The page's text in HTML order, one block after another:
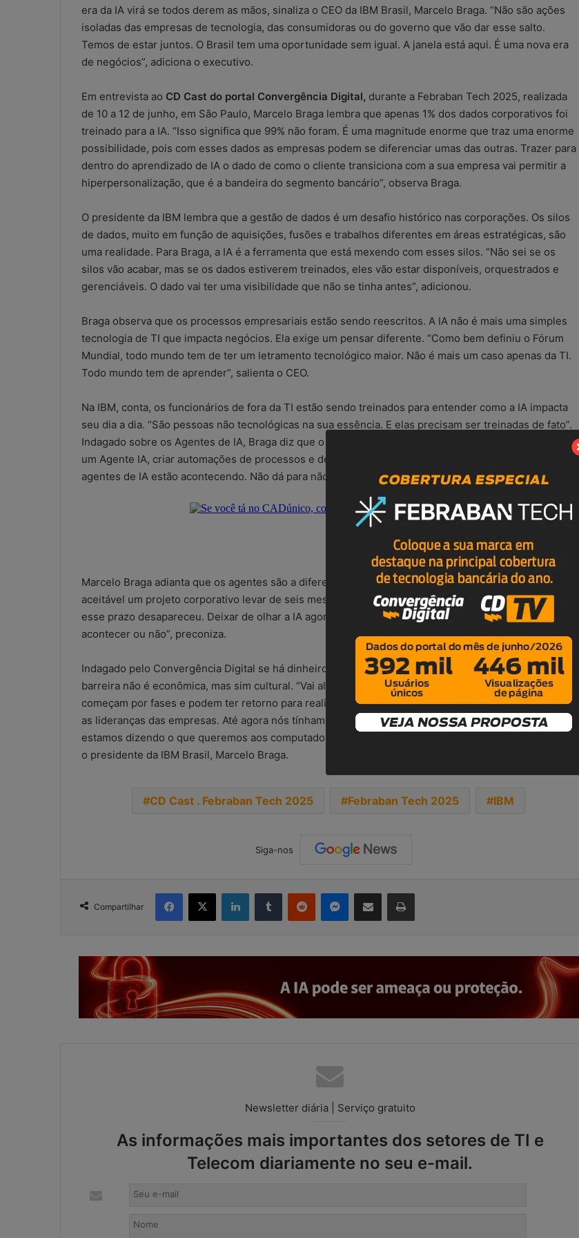
era da IA virá se todos derem as mãos, sinaliza o CEO da IBM Brasil, Marcelo Braga. “Não são ações
isoladas das empresas de tecnologia, das consumidoras ou do governo que vão dar esse salto.
Temos de estar juntos. O Brasil tem uma oportunidade sem igual. A janela está aqui. É uma nova era
de negócios”, adiciona o executivo.
Em entrevista ao CD Cast do portal Convergência Digital, durante a Febraban Tech 2025, realizada
de 10 a 12 de junho, em São Paulo, Marcelo Braga lembra que apenas 1% dos dados corporativos foi
treinado para a IA. “Isso significa que 99% não foram. É uma magnitude enorme que traz uma enorme
possibilidade, pois com esses dados as empresas podem se diferenciar umas das outras. Trazer para
dentro do aprendizado de IA o dado de como o cliente transiciona com a sua empresa vai permitir a
hiperpersonalização, que é a bandeira do segmento bancário”, observa Braga.
O presidente da IBM lembra que a gestão de dados é um desafio histórico nas corporações. Os silos
de dados, muito em função de aquisições, fusões e trabalhos diferentes em áreas estratégicas, são
uma realidade. Para Braga, a IA é a ferramenta que está mexendo com esses silos. “Não sei se os
silos vão acabar, mas se os dados estiverem treinados, eles vão estar disponíveis, orquestrados e
gerenciáveis. O dado vai ter uma visibilidade que não se tinha antes”, adicionou.
Braga observa que os processos empresariais estão sendo reescritos. A IA não é mais uma simples
tecnologia de TI que impacta negócios. Ela exige um pensar diferente. “Como bem definiu o Fórum
Mundial, todo mundo tem de ter um letramento tecnológico maior. Não é mais um caso apenas da TI.
Todo mundo tem de aprender”, salienta o CEO.
Na IBM, conta, os funcionários de fora da TI estão sendo treinados para entender como a IA impacta
seu dia a dia. “São pessoas não tecnológicas na sua essência. E elas precisam ser treinadas de fato”.
Indagado sobre os Agentes de IA, Braga diz que o momento deles é hoje. “Qualquer um pode criar
um Agente IA, criar automações de processos e de atendimento de forma muito mais simples. Os
agentes de IA estão acontecendo. Não dá para não investir”, reforça.
Marcelo Braga adianta que os agentes são a diferença para o futuro de um negócio. “Se antes era
aceitável um projeto corporativo levar de seis meses a um ano para ser implantado, agora, com a IA,
esse prazo desapareceu. Deixar de olhar a IA agora pode fazer a diferença entre o seu negócio
acontecer ou não”, preconiza.
Indagado pelo Convergência Digital se há dinheiro para investir, o CEO da IBM diz que, hoje, a maior
barreira não é econômica, mas sim cultural. “Vai além das pessoas. É cultural mesmo. Os projetos
começam por fases e podem ter retorno para realimentar os investimentos. Mas temos de trabalhar
as lideranças das empresas. Até agora nós tínhamos de aprender a usar o computador. Com IA, nós
estamos dizendo o que queremos aos computadores”, exemplifica. Assista a íntegra do CD Cast com
o presidente da IBM Brasil, Marcelo Braga.
CD Cast . Febraban Tech 2025 Febraban Tech 2025 IBM
Siga-nos
Compartilhar
Facebook
X LinkedinTumblr Reddit Messenger
Compartilhar via e-mail Imprimir
Newsletter diária | Serviço gratuito
As informações mais importantes dos setores de TI e
Telecom diariamente no seu e-mail.
escritórios
contábeis:
improvisada
ou
operacional?
5 de maio de 2026
contábeis: solução improvisada
ou risco operacional?
combate
irregularidades
no
Resultados do combate às
irregularidades no SCM